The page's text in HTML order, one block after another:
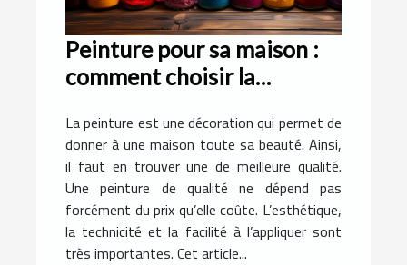
Peinture pour sa maison :
comment choisir la
La peinture est une décoration qui permet de
donner à une maison toute sa beauté. Ainsi,
il faut en trouver une de meilleure qualité.
Une peinture de qualité ne dépend pas
forcément du prix qu’elle coûte. L’esthétique,
la technicité et la facilité à l’appliquer sont
très importantes. Cet article...